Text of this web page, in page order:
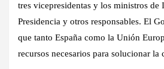
tres vicepresidentas y los ministros de
Presidencia y otros responsables. El
que tanto España como la Unión
recursos necesarios para solucionar la